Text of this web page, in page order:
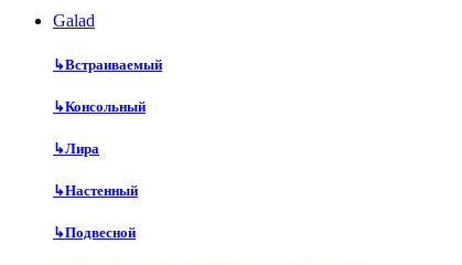
Galad
↳Встраиваемый
↳Консольный
↳Лира
↳Настенный
↳Подвесной